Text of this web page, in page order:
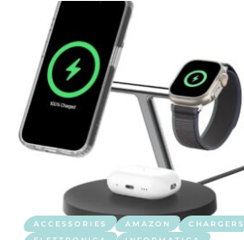
ACCESSORIES AMAZON CHARGERS